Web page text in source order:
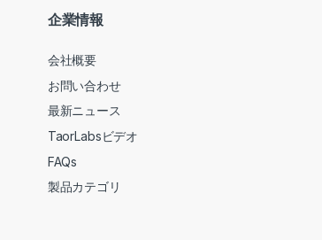
企業情報
会社概要
お問い合わせ
最新ニュース
TaorLabsビデオ
FAQs
製品カテゴリ